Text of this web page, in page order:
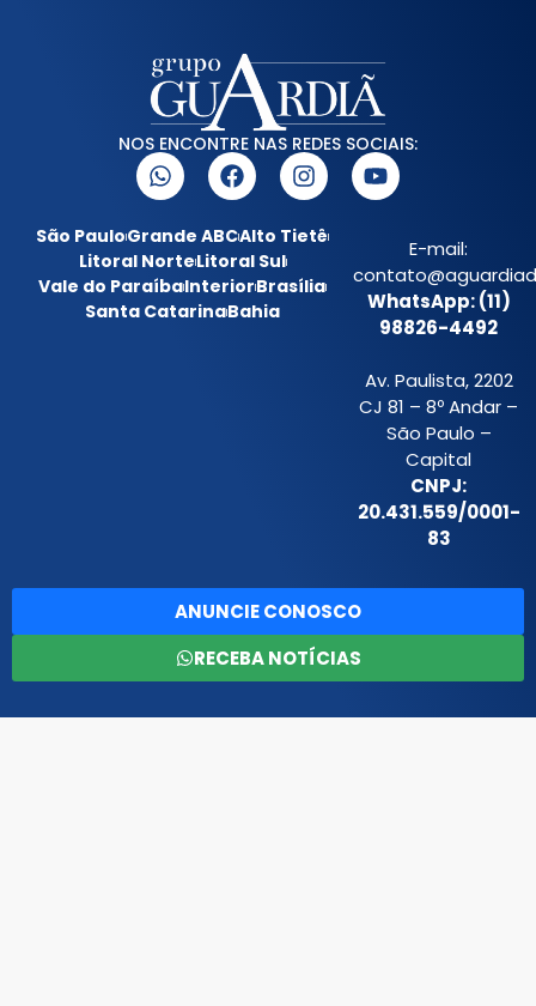
NOS ENCONTRE NAS REDES SOCIAIS:
São PauloGrande ABCAlto Tietê
Litoral NorteLitoral Sul
Vale do ParaíbaInteriorBrasília
Santa CatarinaBahia
E-mail:
WhatsApp: (11)
98826-4492
Av. Paulista, 2202
CJ 81 – 8º Andar –
São Paulo –
Capital
CNPJ:
20.431.559/0001-
83
ANUNCIE CONOSCO
RECEBA NOTÍCIAS